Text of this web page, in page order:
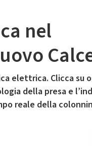
nel
elettrica. Clicca su
della presa e
reale della